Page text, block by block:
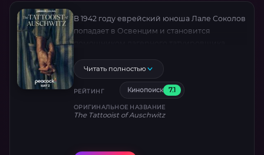
В 1942 году еврейский юноша Лале Соколов
попадает в Освенцим и становится
Гиту. Влюбившись, они пытаются помочь
друг другу выжить в нечеловеческих
условиях.
Читать полностью
РЕЙТИНГ Кинопоиск 7.1
ОРИГИНАЛЬНОЕ НАЗВАНИЕ
The Tattooist of Auschwitz